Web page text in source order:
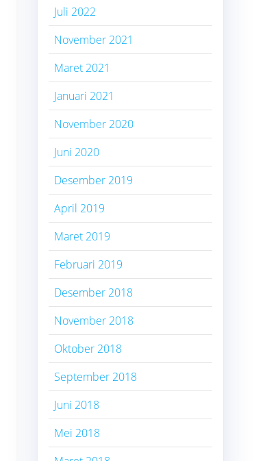
Juli 2022
November 2021
Maret 2021
Januari 2021
November 2020
Juni 2020
Desember 2019
April 2019
Maret 2019
Februari 2019
Desember 2018
November 2018
Oktober 2018
September 2018
Juni 2018
Mei 2018